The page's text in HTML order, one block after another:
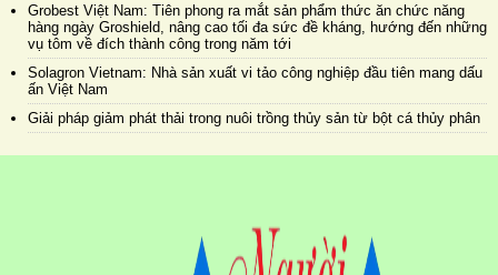
Grobest Việt Nam: Tiên phong ra mắt sản phẩm thức ăn chức năng
hàng ngày Groshield, nâng cao tối đa sức đề kháng, hướng đến những
vụ tôm về đích thành công trong năm tới
Solagron Vietnam: Nhà sản xuất vi tảo công nghiệp đầu tiên mang dấu
ấn Việt Nam
Giải pháp giảm phát thải trong nuôi trồng thủy sản từ bột cá thủy phân